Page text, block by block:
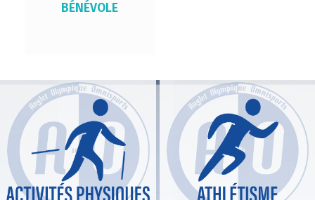
BÉNÉVOLE